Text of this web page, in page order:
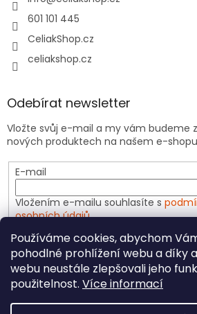
Používáme cookies, abychom
pohodlné prohlížení webu a díky
webu neustále zlepšovali jeho
použitelnost. Více informací
601 101 445
CeliakShop.cz
celiakshop.cz
Odebírat newsletter
Vložte svůj e-mail a my vám budeme
nových produktech na našem e-
E-mail
Vložením e-mailu souhlasíte s
osobních údajů
PŘIHLÁSIT SE